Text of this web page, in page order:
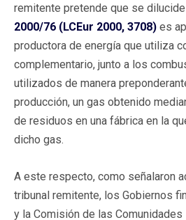
remitente pretende que se
2000/76 (LCEur 2000, 3708) es
productora de energía que utiliza
complementario, junto a los
utilizados de manera
producción, un gas obtenido
de residuos en una fábrica en la
dicho gas.
A este respecto, como señalaron
tribunal remitente, los Gobiernos
y la Comisión de las